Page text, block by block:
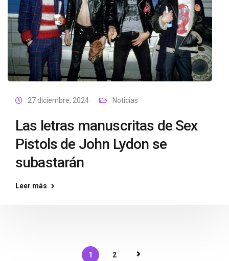
27 diciembre, 2024 Noticias
Las letras manuscritas de Sex
Pistols de John Lydon se
subastarán
Leer más
1 2